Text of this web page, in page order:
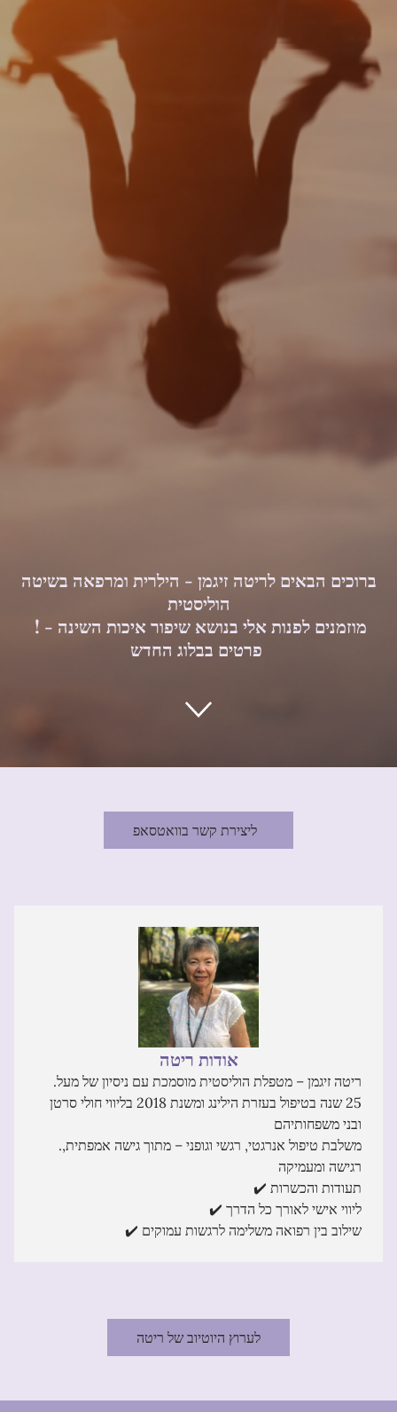
ברוכים הבאים לריטה זיגמן - הילרית ומרפאה בשיטה
הוליסטית
! מוזמנים לפנות אלי בנושא שיפור איכות השינה -
אודות ריטה‌
.ריטה זיגמן – מטפלת הוליסטית מוסמכת עם ניסיון של מעל
25 שנה בטיפול בעזרת הילינג ומשנת 2018 בליווי חולי סרטן
ובני משפחותיהם
.משלבת טיפול אנרגטי, רגשי וגופני – מתוך גישה אמפתית,
רגישה ומעמיקה
✔️ תעודות והכשרות
✔️ ליווי אישי לאורך כל הדרך
✔️ שילוב בין רפואה משלימה לרגשות עמוקים
לערוץ היוטיוב של ריטה